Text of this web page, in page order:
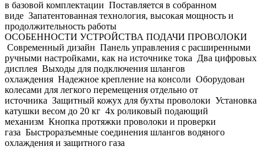
в базовой комплектации Поставляется в собранном
виде Запатентованная технология, высокая мощность и
продолжительность работы
ОСОБЕННОСТИ УСТРОЙСТВА ПОДАЧИ ПРОВОЛОКИ
Современный дизайн Панель управления с расширенными
ручными настройками, как на источнике тока Два цифровых
дисплея Выходы для подключения шлангов
охлаждения Надежное крепление на консоли Оборудован
колесами для легкого перемещения отдельно от
источника Защитный кожух для бухты проволоки Установка
катушки весом до 20 кг 4х роликовый подающий
механизм Кнопка протяжки проволоки и проверки
газа Быстроразъемные соединения шлангов водяного
охлаждения и защитного газа